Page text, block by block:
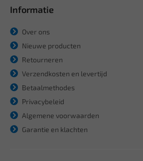
Informatie
Over ons
Nieuwe producten
Retourneren
Verzendkosten en levertijd
Betaalmethodes
Privacybeleid
Algemene voorwaarden
Garantie en klachten